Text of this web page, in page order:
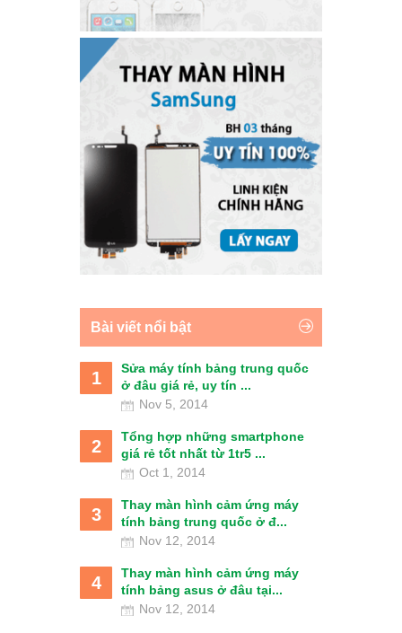
Bài viết nổi bật
1
Sửa máy tính bảng trung quốc
ở đâu giá rẻ, uy tín ...
Nov 5, 2014
2
Tổng hợp những smartphone
giá rẻ tốt nhất từ 1tr5 ...
Oct 1, 2014
3
Thay màn hình cảm ứng máy
tính bảng trung quốc ở đ...
Nov 12, 2014
4
Thay màn hình cảm ứng máy
tính bảng asus ở đâu tại...
Nov 12, 2014